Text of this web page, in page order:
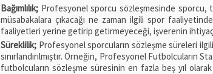
Bağımlılık; Profesyonel sporcu sözleşmesinde sporcu,
müsabakalara çıkacağı ne zaman ilgili spor
faaliyetleri yerine getirip getirmeyeceği, işverenin
Süreklilik; Profesyonel sporcuların sözleşme süreleri
sınırlandırılmıştır. Örneğin, Profesyonel
futbolcuların sözleşme süresinin en fazla beş yıl